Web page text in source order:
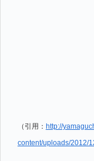
（引用： http://
content/uploads/2012/